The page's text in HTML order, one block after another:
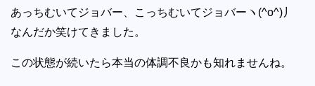
あっちむいてジョバー、こっちむいてジョバーヽ(^o^)丿
なんだか笑けてきました。
この状態が続いたら本当の体調不良かも知れませんね。